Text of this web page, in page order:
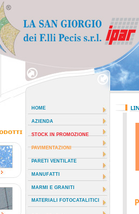
HOME
AZIENDA
STOCK IN PROMOZIONE
PAVIMENTAZIONI
PARETI VENTILATE
MANUFATTI
MARMI E GRANITI
MATERIALI FOTOCATALITICI